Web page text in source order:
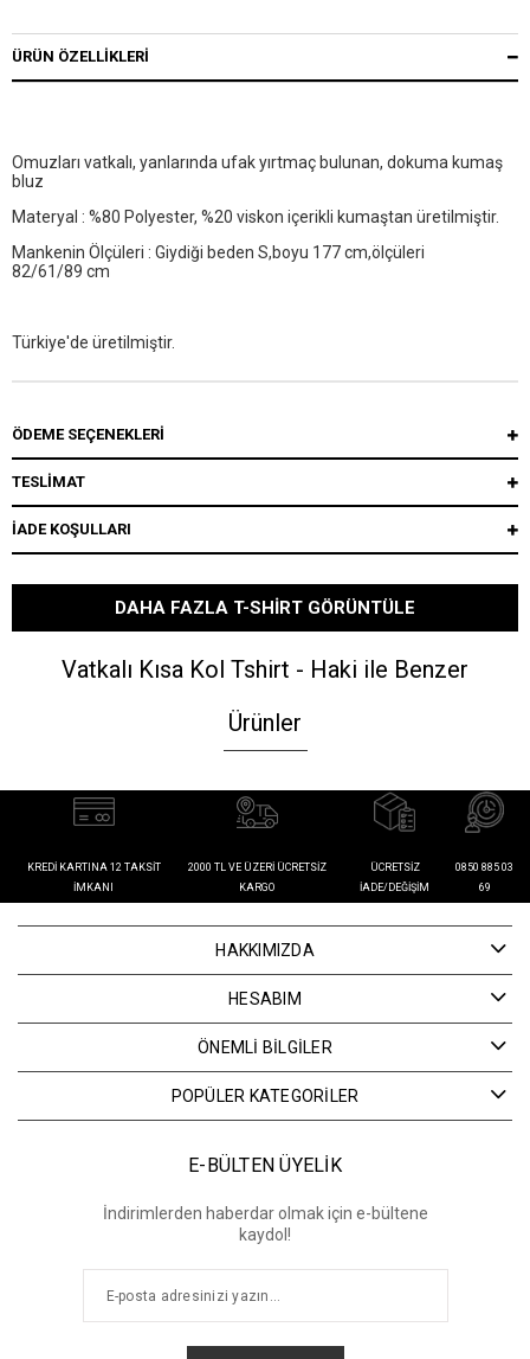
ÜRÜN ÖZELLIKLERI
Omuzları vatkalı, yanlarında ufak yırtmaç bulunan, dokuma kumaş
bluz
Materyal : %80 Polyester, %20 viskon içerikli kumaştan üretilmiştir.
Mankenin Ölçüleri : Giydiği beden S,boyu 177 cm,ölçüleri
82/61/89 cm
Türkiye'de üretilmiştir.
ÖDEME SEÇENEKLERI
TESLİMAT
İADE KOŞULLARI
DAHA FAZLA T-SHIRT GÖRÜNTÜLE
Vatkalı Kısa Kol Tshirt - Haki ile Benzer
Ürünler
KREDI KARTINA 12 TAKSIT
İMKANI
2000 TL VE ÜZERI ÜCRETSIZ
KARGO
ÜCRETSIZ
İADE/DEĞIŞIM
0850 885 03
69
HAKKIMIZDA
HESABIM
ÖNEMLİ BİLGİLER
POPÜLER KATEGORİLER
E-BÜLTEN ÜYELİK
İndirimlerden haberdar olmak için e-bültene
kaydol!